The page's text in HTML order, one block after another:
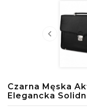

Czarna Męska
Elegancka